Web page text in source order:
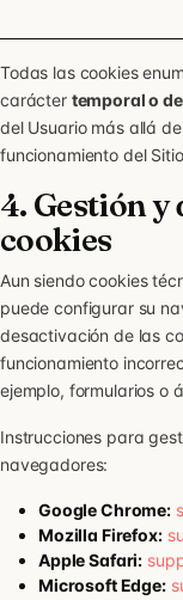
Todas las cookies
carácter temporal o
del Usuario más allá
funcionamiento del
4. Gestión y
cookies
Aun siendo cookies
puede configurar su
desactivación de las
funcionamiento
ejemplo, formularios o
Instrucciones para
navegadores:
Google Chrome:
Mozilla Firefox:
Apple Safari:
Microsoft Edge: